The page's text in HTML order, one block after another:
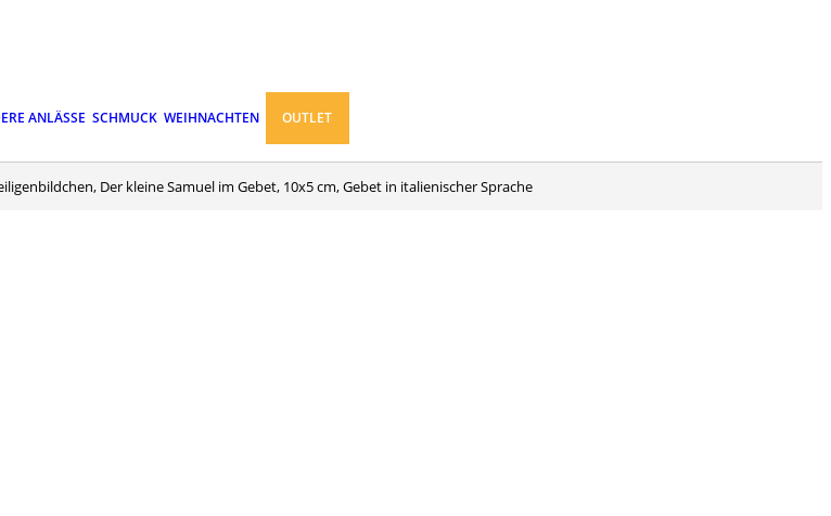
ANLÄSSE SCHMUCK WEIHNACHTEN OUTLET
Der kleine Samuel im Gebet, 10x5 cm, Gebet in italienischer Sprache